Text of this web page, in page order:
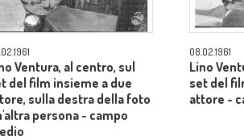
Ventura, al centro, sul
del film insieme a due
sulla destra della foto
persona - campo
08.02.1961
Lino
set del
attore -